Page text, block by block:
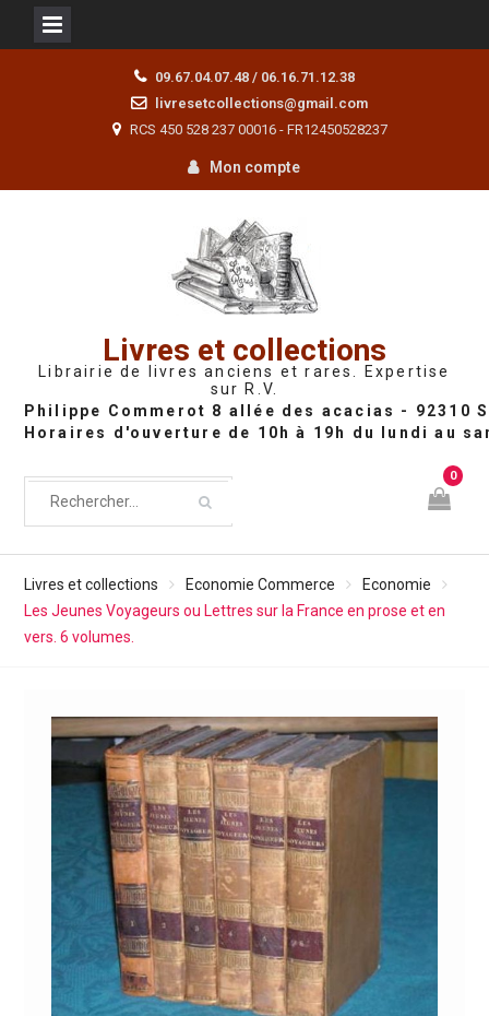
09.67.04.07.48 / 06.16.71.12.38
livresetcollections@gmail.com
RCS 450 528 237 00016 - FR12450528237
Mon compte
Livres et collections
Librairie de livres anciens et rares. Expertise
sur R.V.
0
Livres et collections Economie Commerce
Economie
Les Jeunes Voyageurs ou Lettres sur la France en prose et en
vers. 6 volumes.